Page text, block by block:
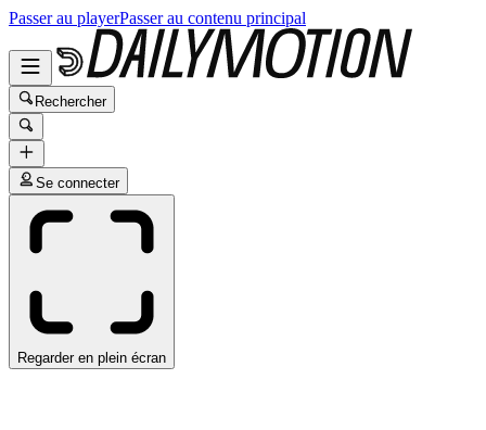
Passer au playerPasser au contenu principal
Rechercher
Se connecter
Regarder en plein écran